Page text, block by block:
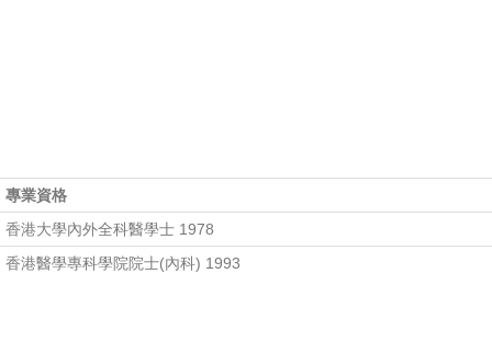
專業資格
香港大學內外全科醫學士 1978
香港醫學專科學院院士(內科) 1993